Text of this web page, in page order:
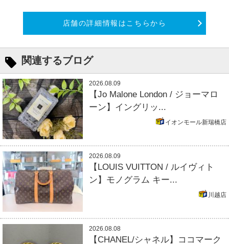
店舗の詳細情報はこちらから
関連するブログ
2026.08.09
【Jo Malone London / ジョーマロ
ーン】イングリッ...
イオンモール新瑞橋店
2026.08.09
【LOUIS VUITTON / ルイヴィト
ン】モノグラム キー...
川越店
2026.08.08
【CHANEL/シャネル】ココマーク